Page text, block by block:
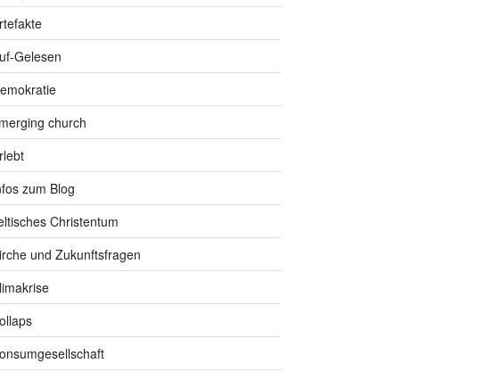
Gelesen
church
zum Blog
Christentum
und Zukunftsfragen